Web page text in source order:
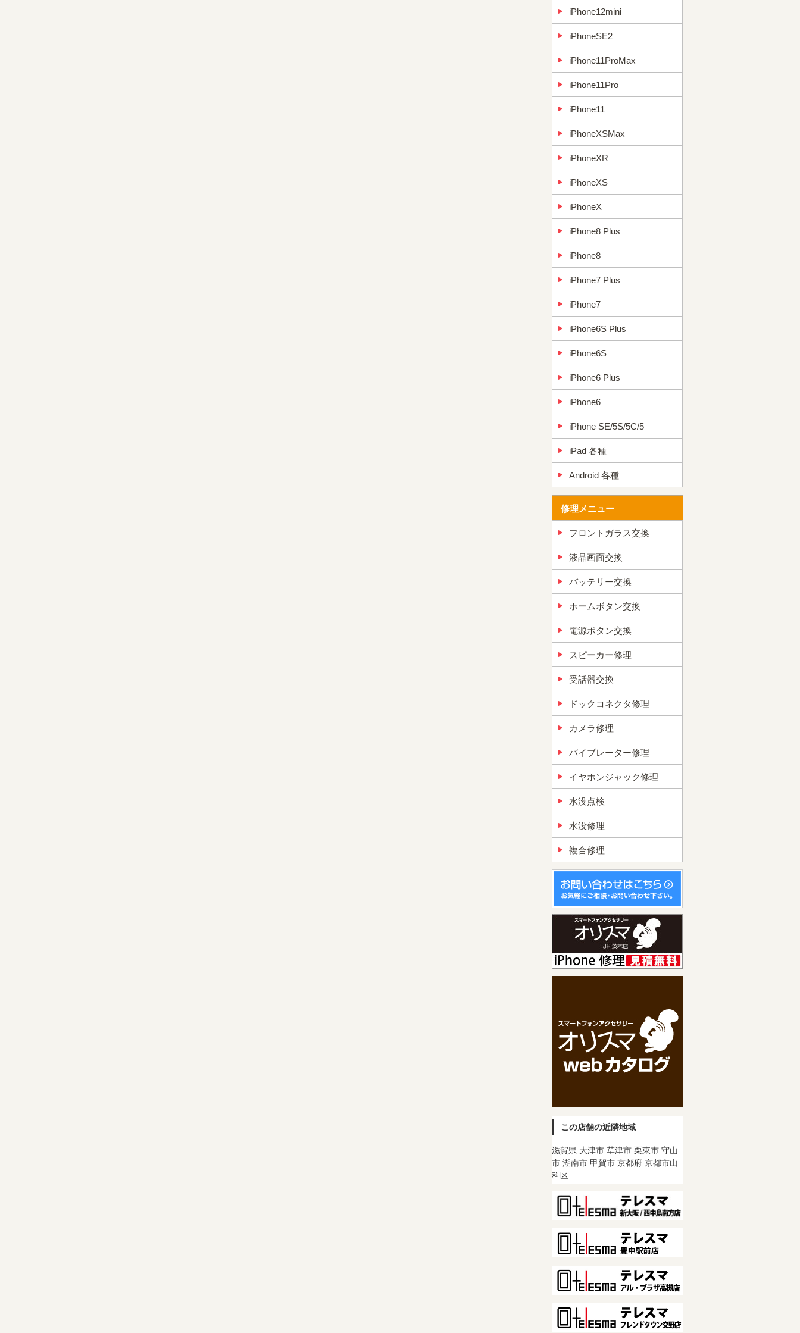
iPhone12mini
iPhoneSE2
iPhone11ProMax
iPhone11Pro
iPhone11
iPhoneXSMax
iPhoneXR
iPhoneXS
iPhoneX
iPhone8 Plus
iPhone8
iPhone7 Plus
iPhone7
iPhone6S Plus
iPhone6S
iPhone6 Plus
iPhone6
iPhone SE/5S/5C/5
iPad 各種
Android 各種
修理メニュー
フロントガラス交換
液晶画面交換
バッテリー交換
ホームボタン交換
電源ボタン交換
スピーカー修理
受話器交換
ドックコネクタ修理
カメラ修理
バイブレーター修理
イヤホンジャック修理
水没点検
水没修理
複合修理
この店舗の近隣地域
滋賀県 大津市 草津市 栗東市 守山
市 湖南市 甲賀市 京都府 京都市山
科区